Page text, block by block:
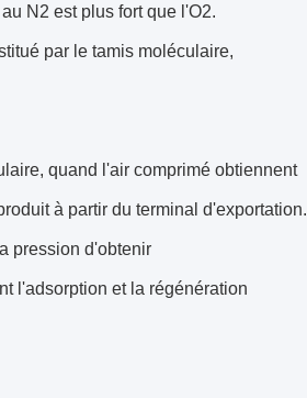
N2 est plus fort que l'O2.
par le tamis moléculaire,
quand l'air comprimé obtiennent
à partir du terminal d'exportation.
pression d'obtenir
l'adsorption et la régénération